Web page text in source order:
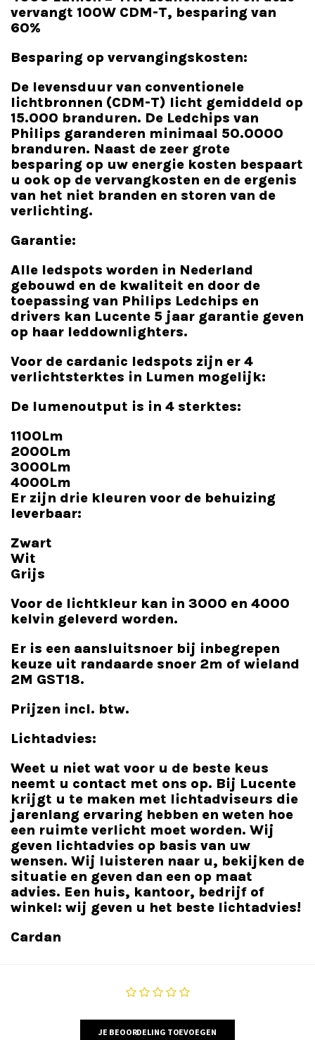
vervangt 100W CDM-T, besparing van
60%
Besparing op vervangingskosten:
De levensduur van conventionele
lichtbronnen (CDM-T) licht gemiddeld op
15.000 branduren. De Ledchips van
Philips garanderen minimaal 50.0000
branduren. Naast de zeer grote
besparing op uw energie kosten bespaart
u ook op de vervangkosten en de ergenis
van het niet branden en storen van de
verlichting.
Garantie:
Alle ledspots worden in Nederland
gebouwd en de kwaliteit en door de
toepassing van Philips Ledchips en
drivers kan Lucente 5 jaar garantie geven
op haar leddownlighters.
Voor de cardanic ledspots zijn er 4
verlichtsterktes in Lumen mogelijk:
De lumenoutput is in 4 sterktes:
1100Lm
2000Lm
3000Lm
4000Lm
Er zijn drie kleuren voor de behuizing
leverbaar:
Zwart
Wit
Grijs
Voor de lichtkleur kan in 3000 en 4000
kelvin geleverd worden.
Er is een aansluitsnoer bij inbegrepen
keuze uit randaarde snoer 2m of wieland
2M GST18.
Prijzen incl. btw.
Lichtadvies:
Weet u niet wat voor u de beste keus
neemt u contact met ons op. Bij Lucente
krijgt u te maken met lichtadviseurs die
jarenlang ervaring hebben en weten hoe
een ruimte verlicht moet worden. Wij
geven lichtadvies op basis van uw
wensen. Wij luisteren naar u, bekijken de
situatie en geven dan een op maat
advies. Een huis, kantoor, bedrijf of
winkel: wij geven u het beste lichtadvies!
Cardan
JE BEOORDELING TOEVOEGEN